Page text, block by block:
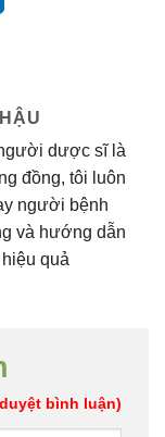
dược sĩ là
đồng, tôi luôn
người bệnh
và hướng dẫn
quả
bình luận)